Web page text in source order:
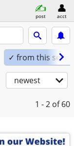
post acct
✓ from this seller
newest
1 - 2 of 60